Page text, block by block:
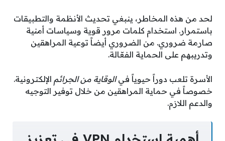
لحد من هذه المخاطر، ينبغي تحديث الأنظمة والتطبيقات
باستمرار. استخدام كلمات مرور قوية وسياسات أمنية
صارمة ضروري. من الضروري أيضاً توعية المراهقين
وتدريبهم على الحماية الفعّالة.
الأسرة تلعب دوراً حيوياً فيالوقاية من الجرائم الإلكترونية.
خصوصاً في حماية المراهقين من خلال توفير التوجيه
والدعم اللازم.